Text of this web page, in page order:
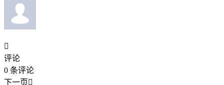

评论
0 条评论
下一页